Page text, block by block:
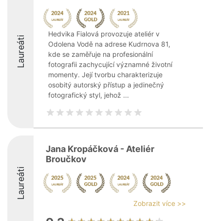
Laureáti
Hedvika Fialová provozuje ateliér v
Odolena Vodě na adrese Kudrnova 81,
kde se zaměřuje na profesionální
fotografii zachycující významné životní
momenty. Její tvorbu charakterizuje
osobitý autorský přístup a jedinečný
fotografický styl, jehož ...
Laureáti
Jana Kropáčková - Ateliér
Broučkov
Zobrazit více >>